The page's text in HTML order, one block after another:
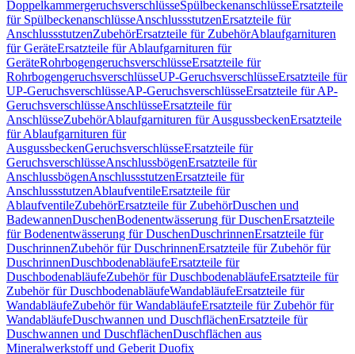
DoppelkammergeruchsverschlüsseSpülbeckenanschlüsseErsatzteile
für SpülbeckenanschlüsseAnschlussstutzenErsatzteile für
AnschlussstutzenZubehörErsatzteile für ZubehörAblaufgarnituren
für GeräteErsatzteile für Ablaufgarnituren für
GeräteRohrbogengeruchsverschlüsseErsatzteile für
RohrbogengeruchsverschlüsseUP-GeruchsverschlüsseErsatzteile für
UP-GeruchsverschlüsseAP-GeruchsverschlüsseErsatzteile für AP-
GeruchsverschlüsseAnschlüsseErsatzteile für
AnschlüsseZubehörAblaufgarnituren für AusgussbeckenErsatzteile
für Ablaufgarnituren für
AusgussbeckenGeruchsverschlüsseErsatzteile für
GeruchsverschlüsseAnschlussbögenErsatzteile für
AnschlussbögenAnschlussstutzenErsatzteile für
AnschlussstutzenAblaufventileErsatzteile für
AblaufventileZubehörErsatzteile für ZubehörDuschen und
BadewannenDuschenBodenentwässerung für DuschenErsatzteile
für Bodenentwässerung für DuschenDuschrinnenErsatzteile für
DuschrinnenZubehör für DuschrinnenErsatzteile für Zubehör für
DuschrinnenDuschbodenabläufeErsatzteile für
DuschbodenabläufeZubehör für DuschbodenabläufeErsatzteile für
Zubehör für DuschbodenabläufeWandabläufeErsatzteile für
WandabläufeZubehör für WandabläufeErsatzteile für Zubehör für
WandabläufeDuschwannen und DuschflächenErsatzteile für
Duschwannen und DuschflächenDuschflächen aus
Mineralwerkstoff und Geberit Duofix